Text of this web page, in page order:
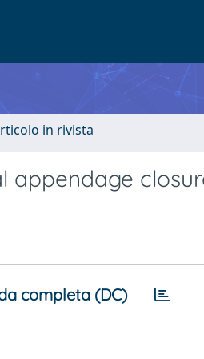
in rivista
appendage
completa (DC)